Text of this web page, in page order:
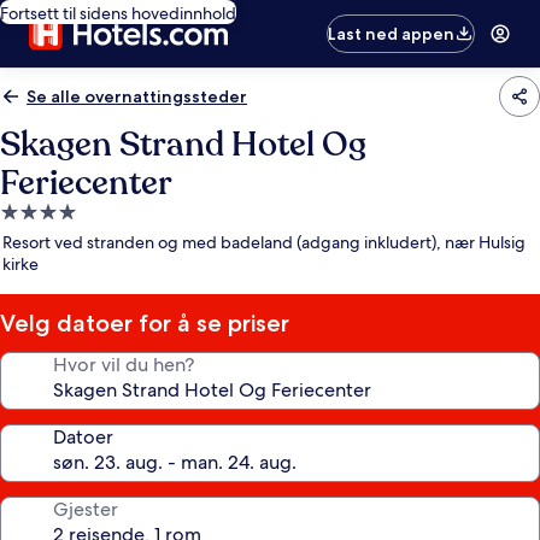
Fortsett til sidens hovedinnhold
Last ned appen
Se alle overnattingssteder
Skagen Strand Hotel Og
Feriecenter
Overnattingssted
med
4.0
stjerner
Resort ved stranden og med badeland (adgang inkludert), nær Hulsig
kirke
Velg datoer for å se priser
Hvor vil du hen?
Datoer
Gjester